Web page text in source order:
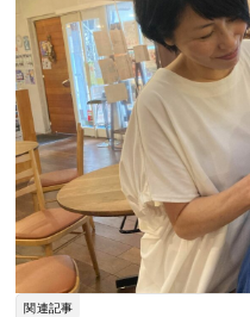
関連記事